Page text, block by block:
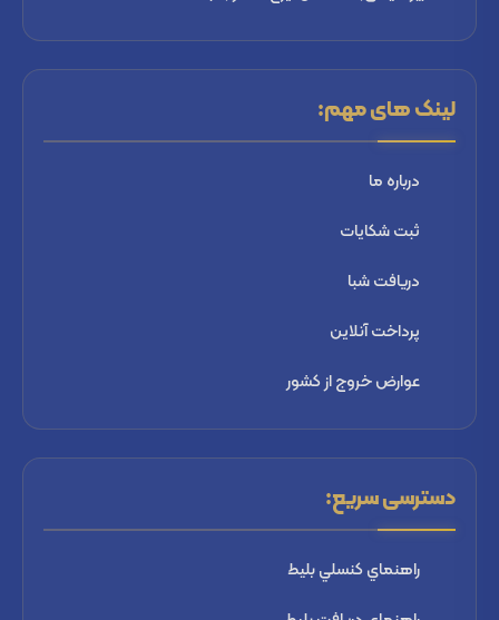
لینک های مهم:
درباره ما
ثبت شكايات
دریافت شبا
پرداخت آنلاین
عوارض خروج از کشور
دسترسی سریع:
راهنماي كنسلي بليط